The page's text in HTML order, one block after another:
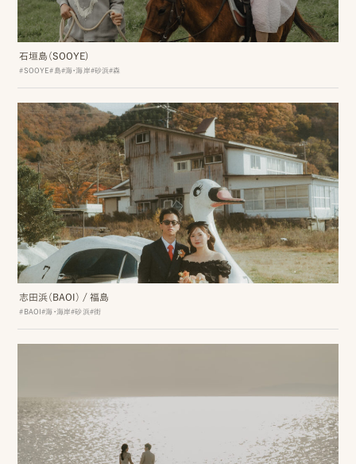
動
画
制
ピ
ク
ニ
コ
ア
カ
デ
ミ
オ
石垣島（SOOYE)
#SOOYE#島#海・海岸#砂浜#森
志田浜（BAOI） /福島
#BAOI#海・海岸#砂浜#街